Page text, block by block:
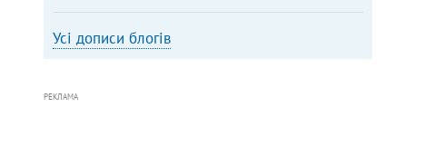
Усі дописи блогів
РЕКЛАМА